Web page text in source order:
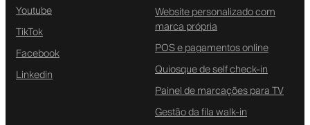
Youtube
TikTok
Facebook
Linkedin
Website personalizado com
marca própria
POS e pagamentos online
Quiosque de self check-in
Painel de marcações para TV
Gestão da fila walk-in